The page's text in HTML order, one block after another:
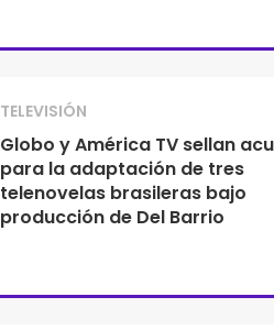
TELEVISIÓN
Globo y América TV sellan
para la adaptación de tres
telenovelas brasileras bajo
producción de Del Barrio